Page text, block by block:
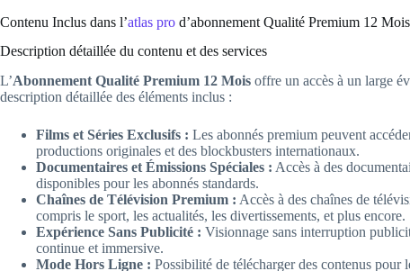
Contenu Inclus dans l’atlas pro d’abonnement Qualité Premium 12 Mois
Description détaillée du contenu et des services
L’Abonnement Qualité Premium 12 Mois offre un accès à un large
description détaillée des éléments inclus :
Films et Séries Exclusifs : Les abonnés premium peuvent
productions originales et des blockbusters internationaux.
Documentaires et Émissions Spéciales : Accès à des
disponibles pour les abonnés standards.
Chaînes de Télévision Premium : Accès à des chaînes de
compris le sport, les actualités, les divertissements, et plus encore.
Expérience Sans Publicité : Visionnage sans interruption
continue et immersive.
Mode Hors Ligne : Possibilité de télécharger des contenus pour